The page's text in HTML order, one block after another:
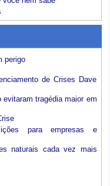
perigo
de Crises Dave
tragédia maior em
para empresas e
naturais cada vez mais